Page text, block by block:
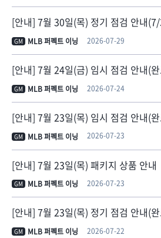
[안내] 7월 30일(목) 정기 점검 안내
GM MLB 퍼펙트 이닝 2026-07-29
[안내] 7월 24일(금) 임시 점검 안내(
GM MLB 퍼펙트 이닝 2026-07-24
[안내] 7월 23일(목) 임시 점검 안내(
GM MLB 퍼펙트 이닝 2026-07-23
[안내] 7월 23일(목) 패키지 상품 안내
GM MLB 퍼펙트 이닝 2026-07-23
[안내] 7월 23일(목) 정기 점검 안내(
GM MLB 퍼펙트 이닝 2026-07-22